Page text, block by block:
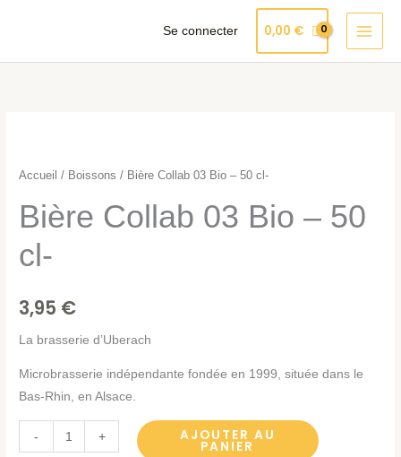
Se connecter 0,00 €
Accueil / Boissons / Bière Collab 03 Bio – 50 cl-
Bière Collab 03 Bio – 50
cl-
3,95 €
La brasserie d’Uberach
Microbrasserie indépendante fondée en 1999, située dans le
Bas-Rhin, en Alsace.
-
Bière
03
-
cl-
+ AJOUTER AU
PANIER